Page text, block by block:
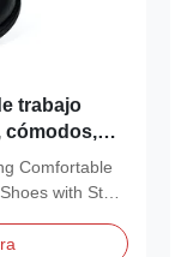
trabajo
cómodos,
con punta
Comfortable
with Steel